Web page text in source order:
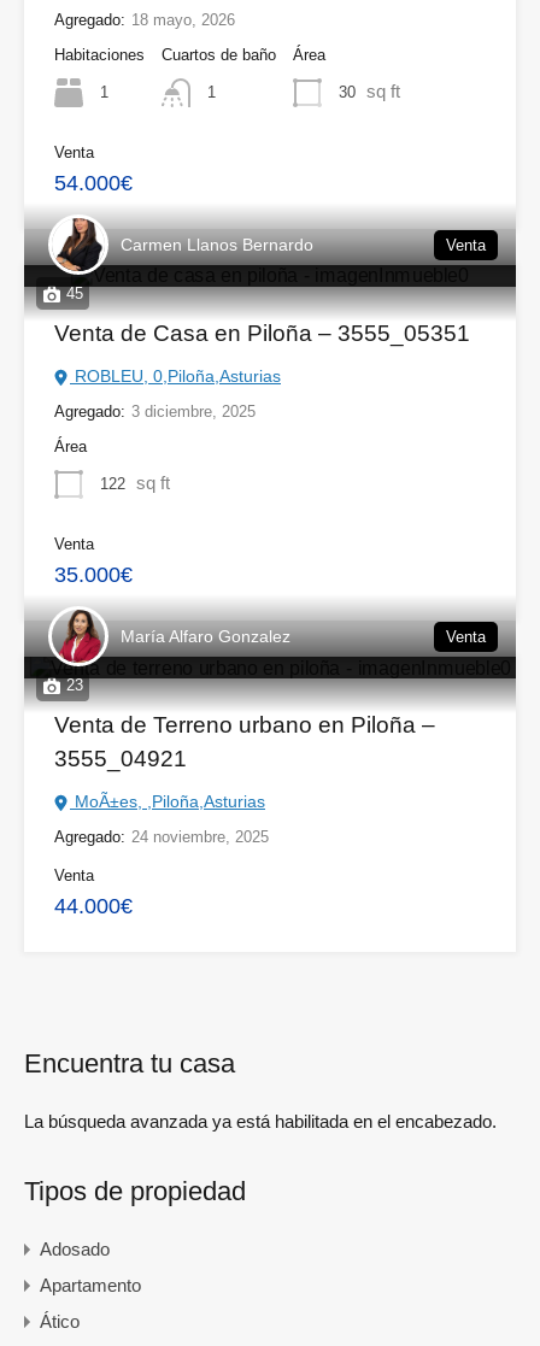
Agregado: 18 mayo, 2026
Habitaciones
1
Cuartos de baño
1
Área
30 sq ft
Venta
54.000€
45
Carmen Llanos Bernardo Venta
Venta de Casa en Piloña – 3555_05351
ROBLEU, 0,Piloña,Asturias
Agregado: 3 diciembre, 2025
Área
122 sq ft
Venta
35.000€
23
María Alfaro Gonzalez Venta
Venta de Terreno urbano en Piloña –
3555_04921
MoÃ±es, ,Piloña,Asturias
Agregado: 24 noviembre, 2025
Venta
44.000€
Encuentra tu casa
La búsqueda avanzada ya está habilitada en el encabezado.
Tipos de propiedad
Adosado
Apartamento
Ático